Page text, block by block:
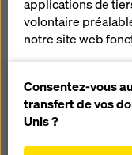
soutien aux
Tous nos étais sont
applications de
volontaire
notre site web
améliorer en
notre site web
statistiques),
Consentez-vous
transfert de vos
Unis ?